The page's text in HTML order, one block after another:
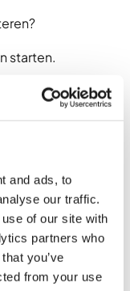
and ads, to
our traffic.
of our site with
partners who
you’ve
from your use
starten.
en
die
up te
je zult